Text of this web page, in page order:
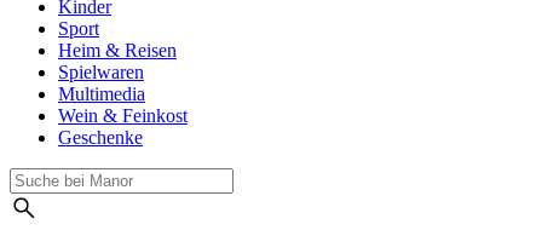
Kinder
Sport
Heim & Reisen
Spielwaren
Multimedia
Wein & Feinkost
Geschenke